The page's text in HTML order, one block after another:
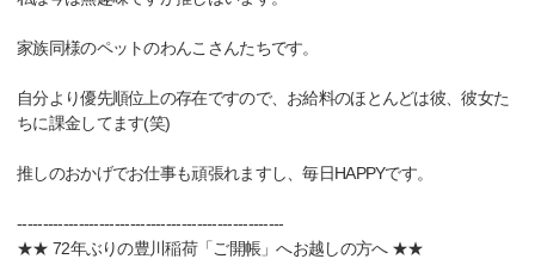
家族同様のペットのわんこさんたちです。
自分より優先順位上の存在ですので、お給料のほとんどは彼、彼女た
ちに課金してます(笑)
推しのおかげでお仕事も頑張れますし、毎日HAPPYです。
----------------------------------------------------
★★ 72年ぶりの豊川稲荷「ご開帳」へお越しの方へ ★★